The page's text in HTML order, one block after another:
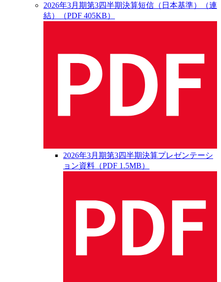
2026年3月期第3四半期決算短信（日本基準）（連
結）（PDF 405KB）
2026年3月期第3四半期決算プレゼンテーシ
ョン資料（PDF 1.5MB）